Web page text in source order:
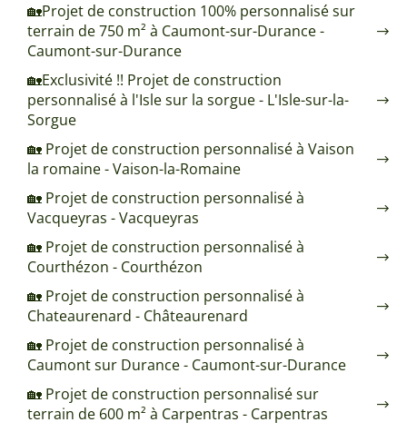
🏡Projet de construction 100% personnalisé sur
terrain de 750 m² à Caumont-sur-Durance -
Caumont-sur-Durance
🏡Exclusivité !! Projet de construction
personnalisé à l'Isle sur la sorgue - L'Isle-sur-la-
Sorgue
🏡 Projet de construction personnalisé à Vaison
la romaine - Vaison-la-Romaine
🏡 Projet de construction personnalisé à
Vacqueyras - Vacqueyras
🏡 Projet de construction personnalisé à
Courthézon - Courthézon
🏡 Projet de construction personnalisé à
Chateaurenard - Châteaurenard
🏡 Projet de construction personnalisé à
Caumont sur Durance - Caumont-sur-Durance
🏡 Projet de construction personnalisé sur
terrain de 600 m² à Carpentras - Carpentras